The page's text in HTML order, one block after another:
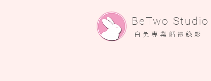
​BeTwo Studio
​白 兔 專 業 婚 禮 錄 影